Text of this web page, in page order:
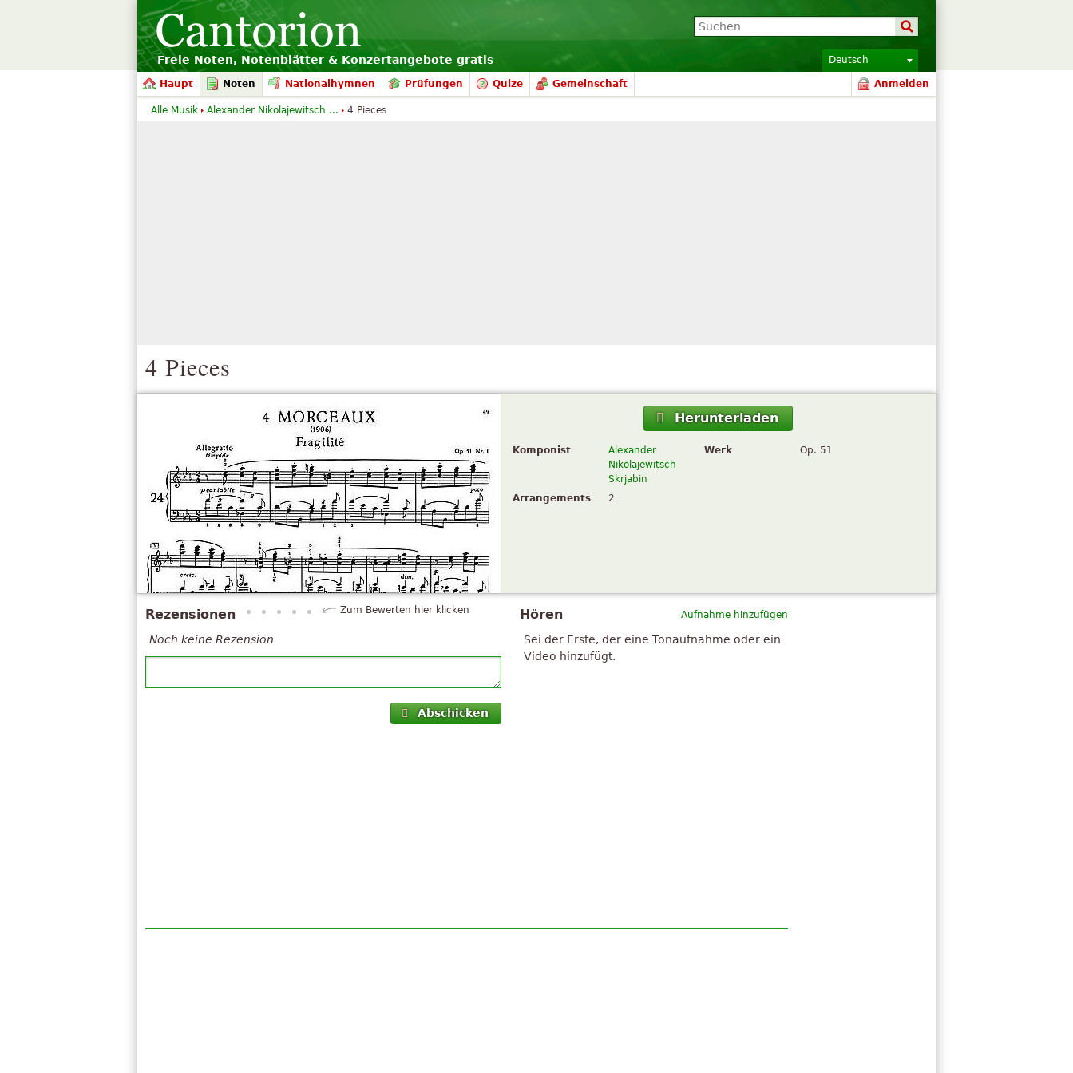
Freie Noten, Notenblätter & Konzertangebote gratis Deutsch
Haupt Noten Nationalhymnen Prüfungen Quize Gemeinschaft Anmelden
4 Pieces
Herunterladen
Komponist
Alexander
Nikolajewitsch
Skrjabin
Werk Op. 51
Arrangements 2
Aufnahme hinzufügen
Hören
Sei der Erste, der eine Tonaufnahme oder ein
Video hinzufügt.
Rezensionen Zum Bewerten hier klicken
Noch keine Rezension
Abschicken
Alle Musik Alexander Nikolajewitsch ... 4 Pieces